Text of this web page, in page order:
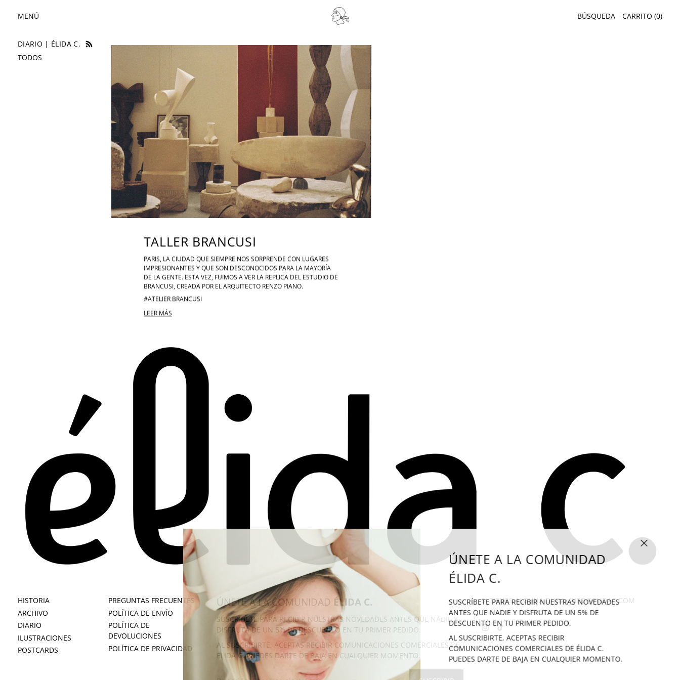
MENÚ BÚSQUEDA CARRITO (0)
DIARIO | ÉLIDA C.
TODOS
TALLER BRANCUSI
TALLER BRANCUSI
PARIS, LA CIUDAD QUE SIEMPRE NOS SORPRENDE CON LUGARES
IMPRESIONANTES Y QUE SON DESCONOCIDOS PARA LA MAYORÍA
DE LA GENTE. ESTA VEZ, FUIMOS A VER LA REPLICA DEL ESTUDIO DE
BRANCUSI, CREADA POR EL ARQUITECTO RENZO PIANO.
#ATELIER BRANCUSI
LEER MÁS
HISTORIA
ARCHIVO
DIARIO
ILUSTRACIONES
POSTCARDS
PREGUNTAS FRECUENTES
POLÍTICA DE ENVÍO
POLÍTICA DE
DEVOLUCIONES
POLÍTICA DE PRIVACIDAD
ÚNETE A LA COMUNIDAD ÉLIDA C.
SUSCRÍBETE PARA RECIBIR NUESTRAS NOVEDADES ANTES QUE NADIE Y
DISFRUTA DE UN 5% DE DESCUENTO EN TU PRIMER PEDIDO.
AL SUSCRIBIRTE, ACEPTAS RECIBIR COMUNICACIONES COMERCIALES DE
ÉLIDA C. PUEDES DARTE DE BAJA EN CUALQUIER MOMENTO.
DIRECCIÓN DE CORREO ELECTRÓNICO
SI TIENES ALGUNA DUDA: INFO@ELIDAC.COM
CERRAR
ÚNETE A LA COMUNIDAD
ÉLIDA C.
SUSCRÍBETE PARA RECIBIR NUESTRAS NOVEDADES
ANTES QUE NADIE Y DISFRUTA DE UN 5% DE
DESCUENTO EN TU PRIMER PEDIDO.
AL SUSCRIBIRTE, ACEPTAS RECIBIR
COMUNICACIONES COMERCIALES DE ÉLIDA C.
PUEDES DARTE DE BAJA EN CUALQUIER MOMENTO.